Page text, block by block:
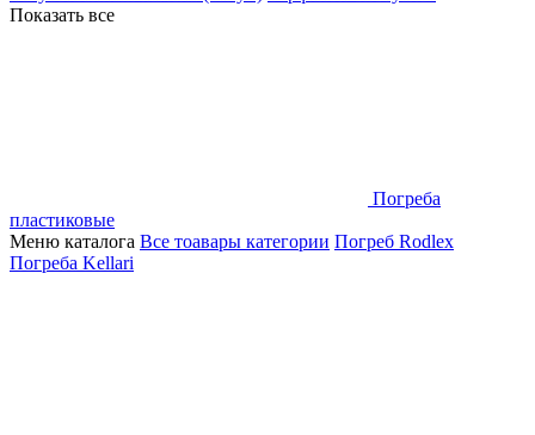
Показать все
Погреба
пластиковые
Меню каталога Все тоавары категории Погреб Rodlex
Погреба Kellari